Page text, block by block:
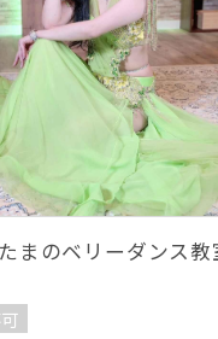
まのベリーダンス